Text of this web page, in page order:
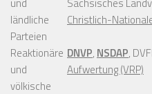
und
ländliche
Parteien
Sächsisches
Christlich-
Reaktionäre
und
völkische
DNVP, NSDAP,
Aufwertung (VRP)